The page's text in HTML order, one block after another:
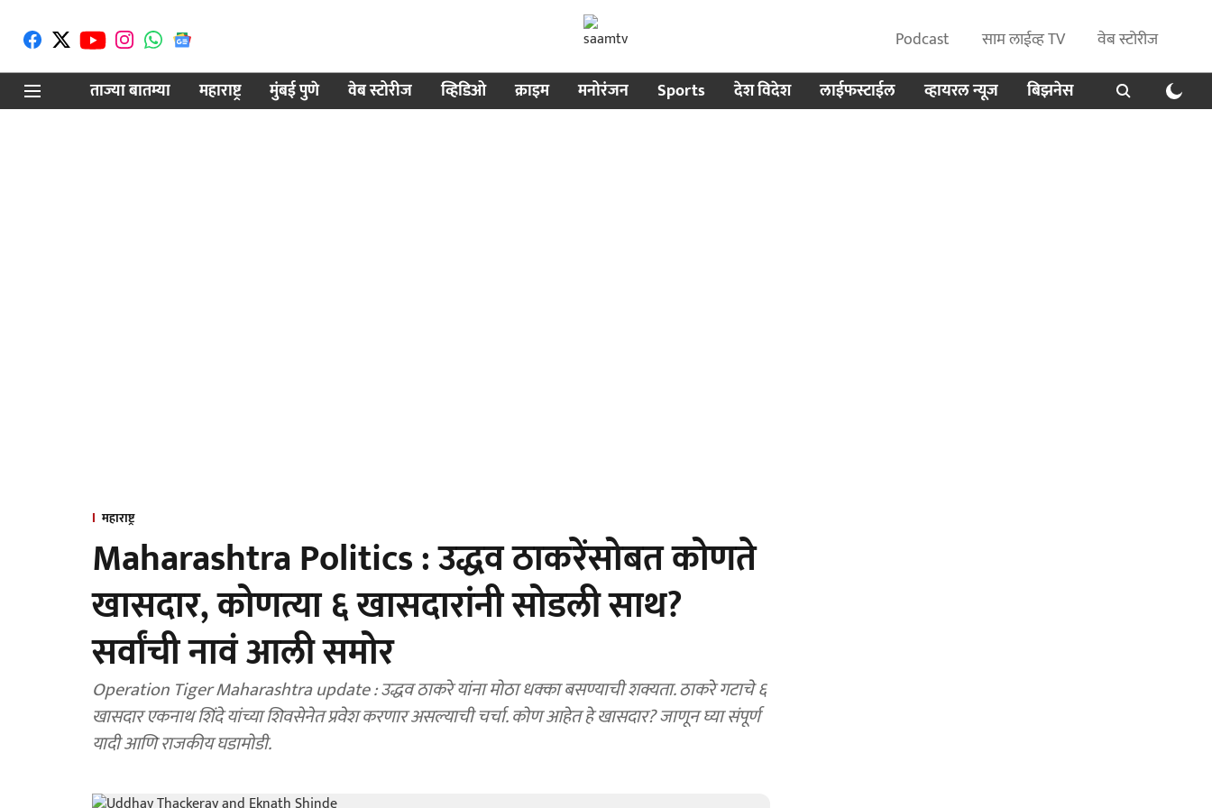
Podcast साम लाईव्ह TV
वेब स्टोरीज
ताज्या बातम्या
महाराष्ट्र मुंबई पुणे वेब स्टोरीज व्हिडिओ क्राइम मनोरंजन Sports देश विदेश लाईफस्टाईल व्हायरल न्यूज बिझनेस
महाराष्ट्र
Maharashtra Politics : उद्धव ठाकरेंसोबत कोणते
खासदार, कोणत्या ६ खासदारांनी सोडली साथ?
सर्वांची नावं आली समोर
Operation Tiger Maharashtra update : उद्धव ठाकरे यांना मोठा धक्का बसण्याची शक्यता. ठाकरे गटाचे ६
खासदार एकनाथ शिंदे यांच्या शिवसेनेत प्रवेश करणार असल्याची चर्चा. कोण आहेत हे खासदार? जाणून घ्या संपूर्ण
यादी आणि राजकीय घडामोडी.